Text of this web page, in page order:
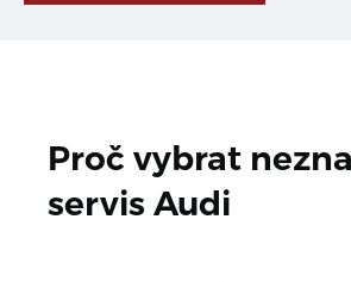
Proč vybrat
servis Audi